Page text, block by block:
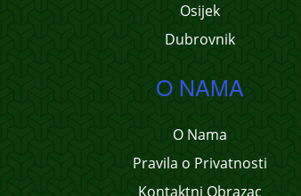
Osijek
Dubrovnik
O NAMA
O Nama
Pravila o Privatnosti
Kontaktni Obrazac